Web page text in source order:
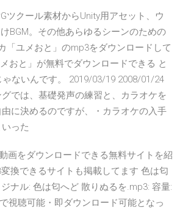
ツクール素材からUnity用アセット、ウ
BGM。その他あらゆるシーンのための
「ユメおと」のmp3をダウンロードして
おと」が無料でダウンロードできる と
ないんです。 2019/03/19 2008/01/24
では、基礎発声の練習と、カラオケを
に決めるのですが、・カラオケの入手
った
画をダウンロードできる無料サイトを紹
換できるサイトも掲載してます 色は匂
ナル: 色は匂へど 散りぬるを.mp3: 容量:
視聴可能・即ダウンロード可能となっ